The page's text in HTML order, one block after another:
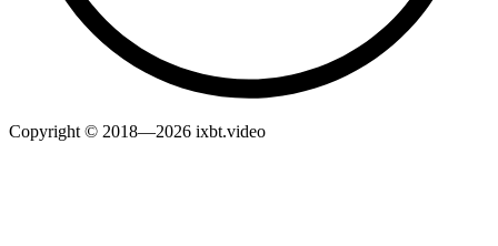
Copyright © 2018—2026 ixbt.video